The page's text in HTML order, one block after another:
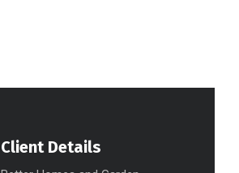
Client Details